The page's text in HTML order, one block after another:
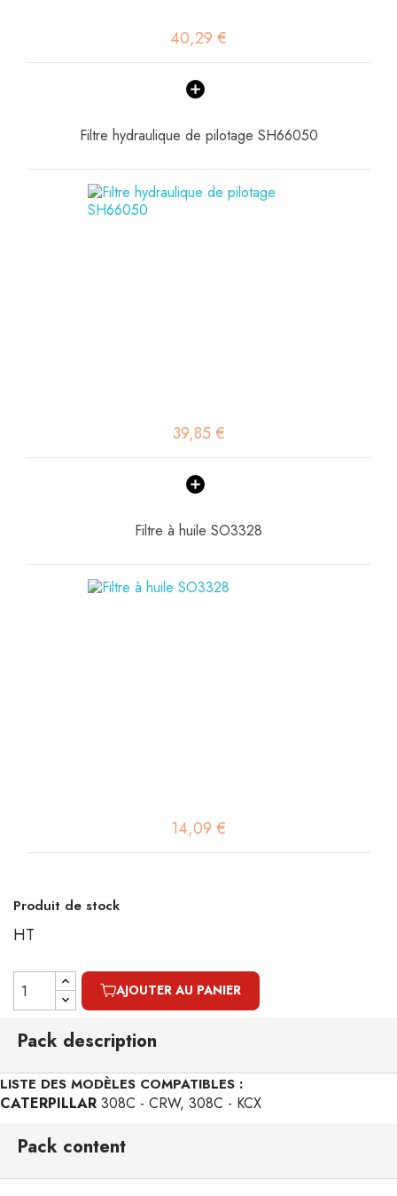
40,29 €
Filtre hydraulique de pilotage SH66050
39,85 €
Filtre à huile SO3328
14,09 €
Produit de stock
HT
AJOUTER AU PANIER
Pack description
LISTE DES MODÈLES COMPATIBLES :
CATERPILLAR 308C - CRW, 308C - KCX
Pack content